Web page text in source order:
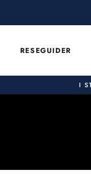
RESEGUIDER
I